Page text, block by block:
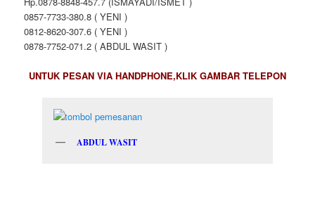
0857-7733-380.8 ( YENI )
0812-8620-307.6 ( YENI )
0878-7752-071.2 ( ABDUL WASIT )
UNTUK PESAN VIA HANDPHONE,KLIK GAMBAR TELEPON
ABDUL WASIT